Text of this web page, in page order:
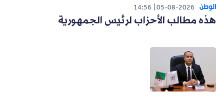
الوطن 05-08-2026
14:56
هذه مطالب الأحزاب لرئيس الجمهورية